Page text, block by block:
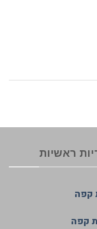
ראשיות
קפה
קפה